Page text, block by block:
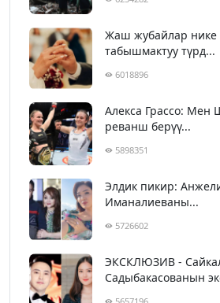
Жаш жубайлар нике
табышмактуу түрд...
6018896
Алекса Грассо: Мен
реванш берүү...
5898351
Элдик пикир:
Иманалиеваны...
5726602
ЭКСКЛЮЗИВ -
Садыбакасованын